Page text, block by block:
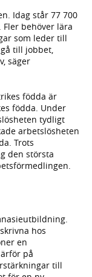
Idag står 77 700
behöver lära
som leder till
till jobbet,
säger
födda är
födda. Under
tydligt
arbetslösheten
Trots
den största
hos
en
på
till